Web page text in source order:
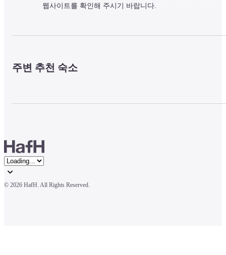
웹사이트를 확인해 주시기 바랍니다.
주변 추천 숙소
© 2026 HafH. All Rights Reserved.